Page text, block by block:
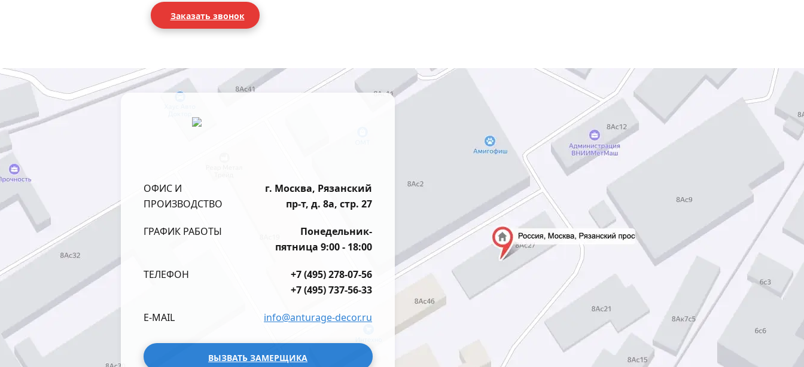
Заказать звонок
ОФИС И
ПРОИЗВОДСТВО
г. Москва, Рязанский
пр-т, д. 8а, стр. 27
ГРАФИК РАБОТЫ
Понедельник-
пятница 9:00 - 18:00
ТЕЛЕФОН
+7 (495) 278-07-56
+7 (495) 737-56-33
E-MAIL info@anturage-decor.ru
ВЫЗВАТЬ ЗАМЕРЩИКА